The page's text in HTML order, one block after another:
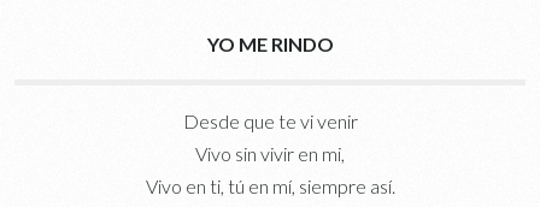
YO ME RINDO
Desde que te vi venir
Vivo sin vivir en mi,
Vivo en ti, tú en mí, siempre así.